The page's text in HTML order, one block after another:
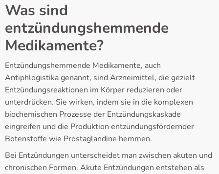
Was sind
entzündungshemmende
Medikamente?
Entzündungshemmende Medikamente, auch
Antiphlogistika genannt, sind Arzneimittel, die gezielt
Entzündungsreaktionen im Körper reduzieren oder
unterdrücken. Sie wirken, indem sie in die komplexen
biochemischen Prozesse der Entzündungskaskade
eingreifen und die Produktion entzündungsfördernder
Botenstoffe wie Prostaglandine hemmen.
Bei Entzündungen unterscheidet man zwischen akuten und
chronischen Formen. Akute Entzündungen entstehen als